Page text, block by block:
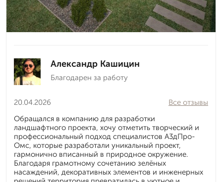
Александр Кашицин
Благодарен за работу
20.04.2026
Все отзывы
Обращался в компанию для разработки
ландшафтного проекта, хочу отметить творческий и
профессиональный подход специалистов А3дПро-
Омс, которые разработали уникальный проект,
гармонично вписанный в природное окружение.
Благодаря грамотному сочетанию зелёных
насаждений, декоративных элементов и инженерных